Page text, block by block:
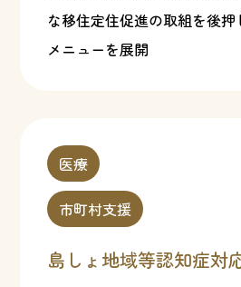
な移住定住促進の取組を後
メニューを展開
医療
市町村支援
島しょ地域等認知症対